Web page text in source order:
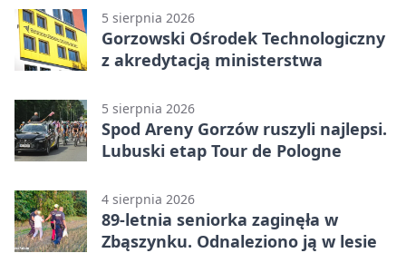
5 sierpnia 2026
Gorzowski Ośrodek Technologiczny
z akredytacją ministerstwa
5 sierpnia 2026
Spod Areny Gorzów ruszyli najlepsi.
Lubuski etap Tour de Pologne
4 sierpnia 2026
89-letnia seniorka zaginęła w
Zbąszynku. Odnaleziono ją w lesie